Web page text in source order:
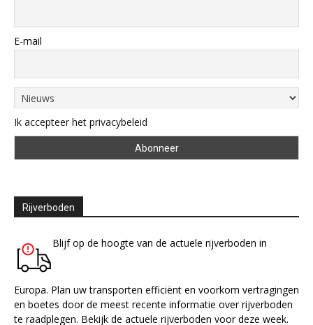
E-mail
Ik accepteer het privacybeleid
Rijverboden
Blijf op de hoogte van de actuele rijverboden in
Europa. Plan uw transporten efficiënt en voorkom vertragingen
en boetes door de meest recente informatie over rijverboden
te raadplegen. Bekijk de actuele rijverboden voor deze week.